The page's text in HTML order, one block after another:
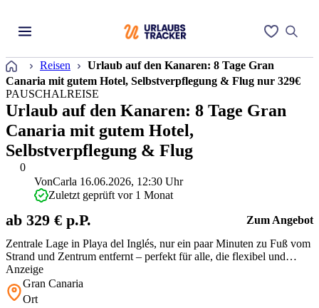
Startseite
Reisen
Urlaub auf den Kanaren: 8 Tage Gran
Canaria mit gutem Hotel, Selbstverpflegung & Flug nur 329€
0
PAUSCHALREISE
Urlaub auf den Kanaren: 8 Tage Gran
Canaria mit gutem Hotel,
Selbstverpflegung & Flug
Zentrale Lage in Playa del Inglés, nur ein paar Minuten zu Fuß vom
Strand und Zentrum entfernt – perfekt für alle, die flexibel und
unabhängig unterwegs sein wollen. Die Apartments sind funktional
eingerichtet. Besonders praktisch: eigene Küchenzeile, Supermarkt
direkt im Haus und ein Pool zum Entspannen.
VonCarla 16.06.2026, 12:30 Uhr
Zuletzt geprüft vor 1 Monat
ab 329 € p.P. Zum Angebot
Anzeige
Gran Canaria
Ort